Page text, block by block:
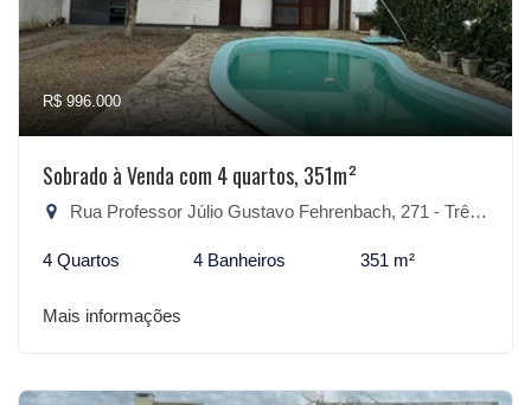
R$ 996.000
Sobrado à Venda com 4 quartos, 351m²
Rua Professor Júlio Gustavo Fehrenbach, 271 - Três Vendas, Pelotas-RS
4 Quartos 4 Banheiros 351 m²
Mais informações